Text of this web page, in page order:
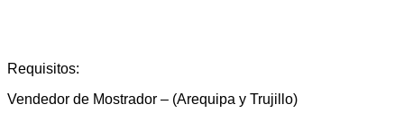
Requisitos:
Vendedor de Mostrador – (Arequipa y Trujillo)